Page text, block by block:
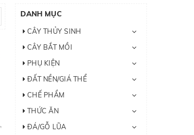
DANH MỤC
CÂY THỦY SINH
CÂY BẮT MỒI
PHỤ KIỆN
ĐẤT NỀN/GIÁ THỂ
CHẾ PHẨM
THỨC ĂN
ĐÁ/GỖ LŨA